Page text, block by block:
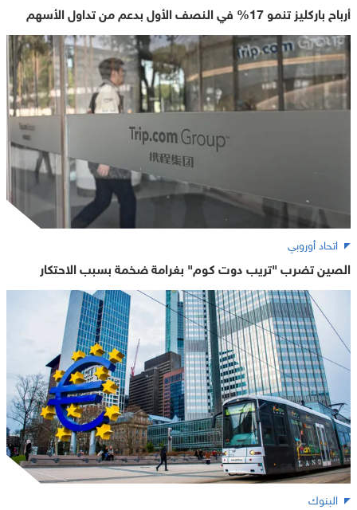
أرباح باركليز تنمو 17% في النصف الأول بدعم من تداول الأسهم
اتحاد أوروبي
الصين تضرب "تريب دوت كوم" بغرامة ضخمة بسبب الاحتكار
البنوك